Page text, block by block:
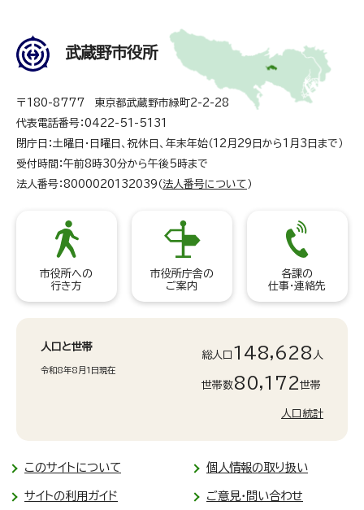
武蔵野市役所
〒180-8777 東京都武蔵野市緑町2-2-28
代表電話番号：0422-51-5131
閉庁日：土曜日・日曜日、祝休日、年末年始（12月29日から1月3日まで）
受付時間：午前8時30分から午後5時まで
法人番号：8000020132039（ 法人番号について ）
市役所への
行き方
市役所庁舎の
ご案内
各課の
仕事・連絡先
人口と世帯
令和8年8月1日現在
総人口 148,628 人
世帯数80,172世帯
人口統計
このサイトについて 個人情報の取り扱い
サイトの利用ガイド ご意見・問い合わせ